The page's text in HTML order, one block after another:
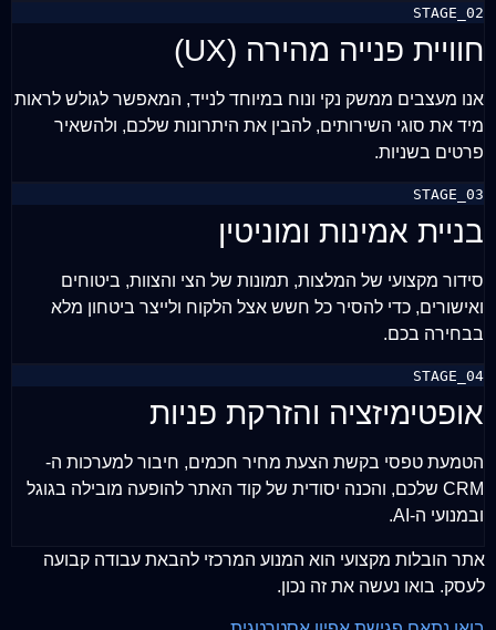
STAGE_02
חוויית פנייה מהירה (UX)
אנו מעצבים ממשק נקי ונוח במיוחד לנייד, המאפשר לגולש לראות
מיד את סוגי השירותים, להבין את היתרונות שלכם, ולהשאיר
פרטים בשניות.
STAGE_03
בניית אמינות ומוניטין
סידור מקצועי של המלצות, תמונות של הצי והצוות, ביטוחים
ואישורים, כדי להסיר כל חשש אצל הלקוח ולייצר ביטחון מלא
בבחירה בכם.
STAGE_04
אופטימיזציה והזרקת פניות
הטמעת טפסי בקשת הצעת מחיר חכמים, חיבור למערכות ה-
CRM שלכם, והכנה יסודית של קוד האתר להופעה מובילה בגוגל
ובמנועי ה-AI.
אתר הובלות מקצועי הוא המנוע המרכזי להבאת עבודה קבועה
לעסק. בואו נעשה את זה נכון.